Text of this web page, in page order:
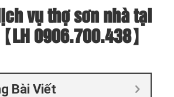
vụ thợ sơn nhà tại
LH 0906.700.438】
Bài Viết